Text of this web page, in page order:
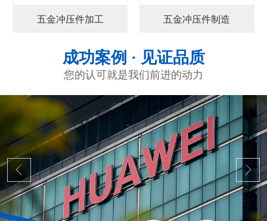
五金冲压件加工 五金冲压件制造
成功案例 · 见证品质
您的认可就是我们前进的动力